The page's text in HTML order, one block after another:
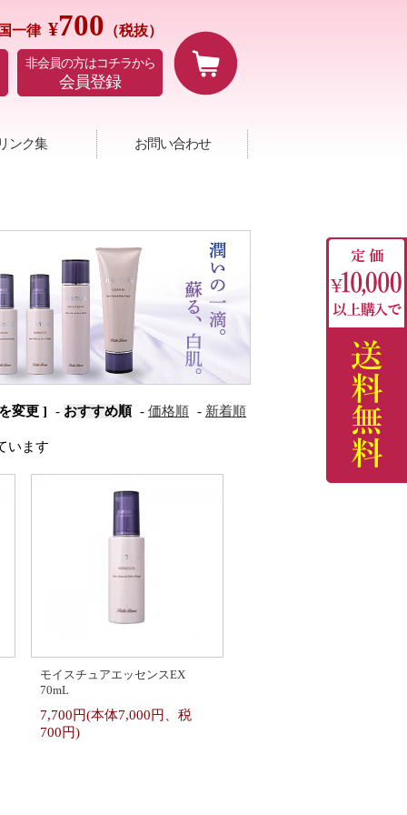
一律 ¥700 （税抜）
非会員の方はコチラから
会員登録
リンク集 お問い合わせ
変更 ] - おすすめ順 - 価格順 - 新着順
います
モイスチュアエッセンスEX
70mL
7,700円(本体7,000円、税
700円)